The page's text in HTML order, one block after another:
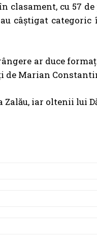
clasament, cu 57
câștigat categoric
ar duce
de Marian
iar oltenii lui